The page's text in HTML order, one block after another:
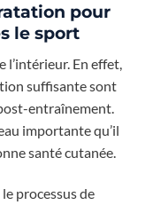
pour
le sport
l’intérieur. En effet,
suffisante sont
entraînement.
importante qu’il
santé cutanée.
processus de